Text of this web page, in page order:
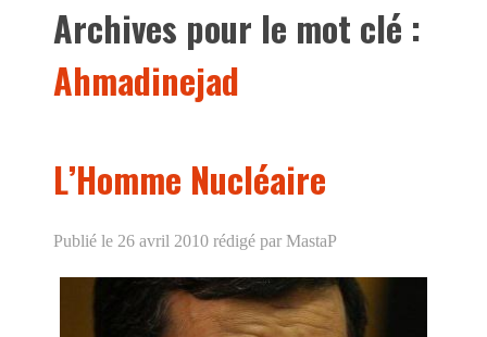
Archives pour le mot clé :
Ahmadinejad
L’Homme Nucléaire
Publié le 26 avril 2010 rédigé par MastaP